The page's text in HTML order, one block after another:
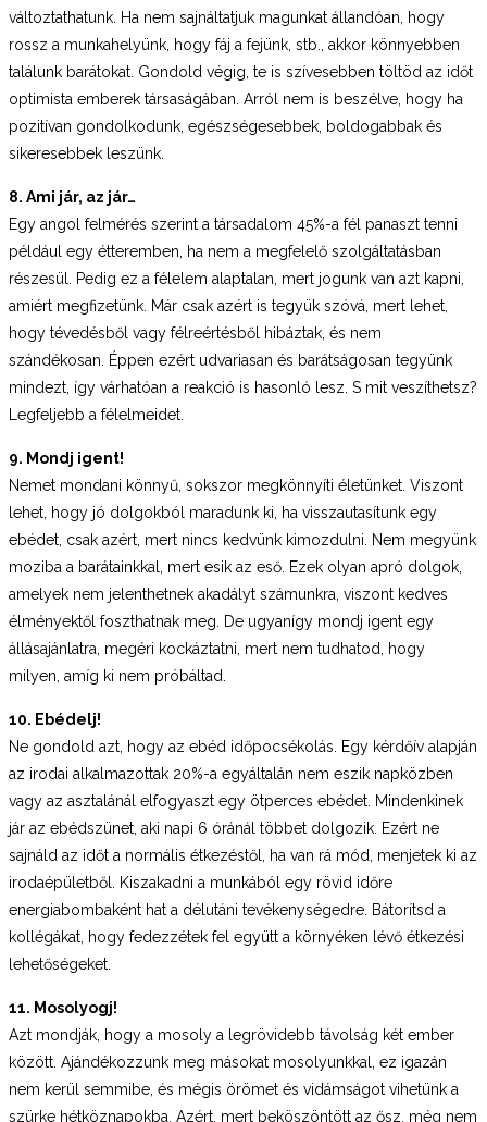
változtathatunk. Ha nem sajnáltatjuk magunkat állandóan, hogy
rossz a munkahelyünk, hogy fáj a fejünk, stb., akkor könnyebben
találunk barátokat. Gondold végig, te is szívesebben töltöd az időt
optimista emberek társaságában. Arról nem is beszélve, hogy ha
pozitívan gondolkodunk, egészségesebbek, boldogabbak és
sikeresebbek leszünk.
8. Ami jár, az jár…
Egy angol felmérés szerint a társadalom 45%-a fél panaszt tenni
például egy étteremben, ha nem a megfelelő szolgáltatásban
részesül. Pedig ez a félelem alaptalan, mert jogunk van azt kapni,
amiért megfizetünk. Már csak azért is tegyük szóvá, mert lehet,
hogy tévedésből vagy félreértésből hibáztak, és nem
szándékosan. Éppen ezért udvariasan és barátságosan tegyünk
mindezt, így várhatóan a reakció is hasonló lesz. S mit veszíthetsz?
Legfeljebb a félelmeidet.
9. Mondj igent!
Nemet mondani könnyű, sokszor megkönnyíti életünket. Viszont
lehet, hogy jó dolgokból maradunk ki, ha visszautasítunk egy
ebédet, csak azért, mert nincs kedvünk kimozdulni. Nem megyünk
moziba a barátainkkal, mert esik az eső. Ezek olyan apró dolgok,
amelyek nem jelenthetnek akadályt számunkra, viszont kedves
élményektől foszthatnak meg. De ugyanígy mondj igent egy
állásajánlatra, megéri kockáztatni, mert nem tudhatod, hogy
milyen, amíg ki nem próbáltad.
10. Ebédelj!
Ne gondold azt, hogy az ebéd időpocsékolás. Egy kérdőív alapján
az irodai alkalmazottak 20%-a egyáltalán nem eszik napközben
vagy az asztalánál elfogyaszt egy ötperces ebédet. Mindenkinek
jár az ebédszünet, aki napi 6 óránál többet dolgozik. Ezért ne
sajnáld az időt a normális étkezéstől, ha van rá mód, menjetek ki az
irodaépületből. Kiszakadni a munkából egy rövid időre
energiabombaként hat a délutáni tevékenységedre. Bátorítsd a
kollégákat, hogy fedezzétek fel együtt a környéken lévő étkezési
lehetőségeket.
11. Mosolyogj!
Azt mondják, hogy a mosoly a legrövidebb távolság két ember
között. Ajándékozzunk meg másokat mosolyunkkal, ez igazán
nem kerül semmibe, és mégis örömet és vidámságot vihetünk a
szürke hétköznapokba. Azért, mert beköszöntött az ősz, még nem